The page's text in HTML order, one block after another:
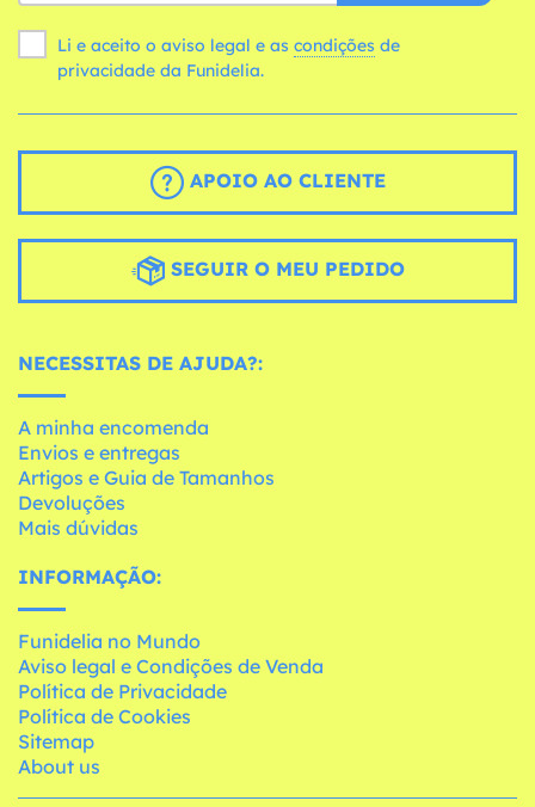
Li e aceito o aviso legal e as condições
privacidade da Funidelia.
APOIO AO CLIENTE
SEGUIR O MEU PEDIDO
NECESSITAS DE AJUDA?:
A minha encomenda
Envios e entregas
Artigos e Guia de Tamanhos
Devoluções
Mais dúvidas
INFORMAÇÃO:
Funidelia no Mundo
Aviso legal e Condições de Venda
Política de Privacidade
Política de Cookies
Sitemap
About us